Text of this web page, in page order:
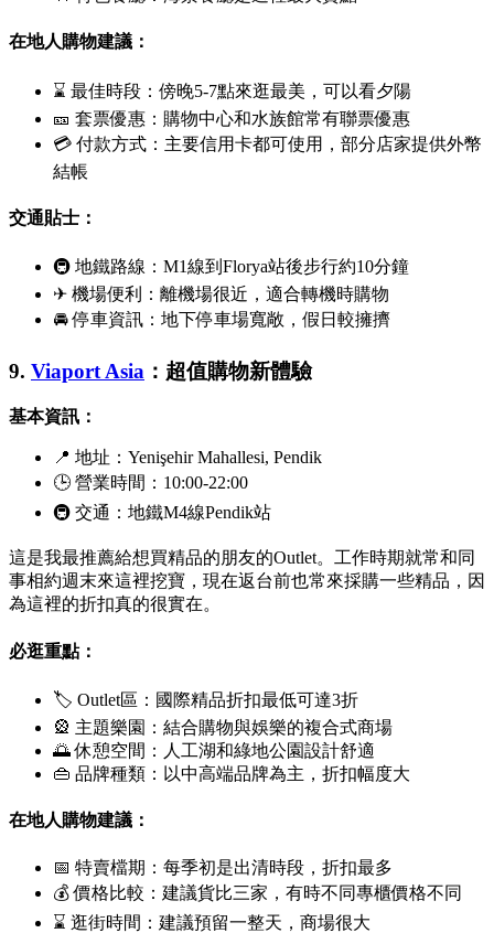
在地人購物建議：
⌛ 最佳時段：傍晚5-7點來逛最美，可以看夕陽
🎫 套票優惠：購物中心和水族館常有聯票優惠
💳 付款方式：主要信用卡都可使用，部分店家提供外幣
結帳
交通貼士：
🚇 地鐵路線：M1線到 Florya站後步行約10分鐘
✈ 機場便利：離機場很近，適合轉機時購物
🚘 停車資訊：地下停車場寬敞，假日較擁擠
9. Viaport Asia ：超值購物新體驗
基本資訊：
📍 地址： Yenişehir Mahallesi, Pendik
🕒 營業時間：10:00-22:00
🚇 交通：地鐵M4線Pendik站
這是我最推薦給想買精品的朋友的Outlet。工作時期就常和同
事相約週末來這裡挖寶，現在返台前也常來採購一些精品，因
為這裡的折扣真的很實在。
必逛重點：
🏷 Outlet區：國際精品折扣最低可達3折
🎡 主題樂園：結合購物與娛樂的複合式商場
🌅 休憩空間：人工湖和綠地公園設計舒適
👜 品牌種類：以中高端品牌為主，折扣幅度大
在地人購物建議：
📅 特賣檔期：每季初是出清時段，折扣最多
💰 價格比較：建議貨比三家，有時不同專櫃價格不同
⌛ 逛街時間：建議預留一整天，商場很大